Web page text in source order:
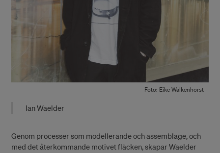
Foto: Eike Walkenhorst
Ian Waelder
Genom processer som modellerande och assemblage, och
med det återkommande motivet fläcken, skapar Waelder